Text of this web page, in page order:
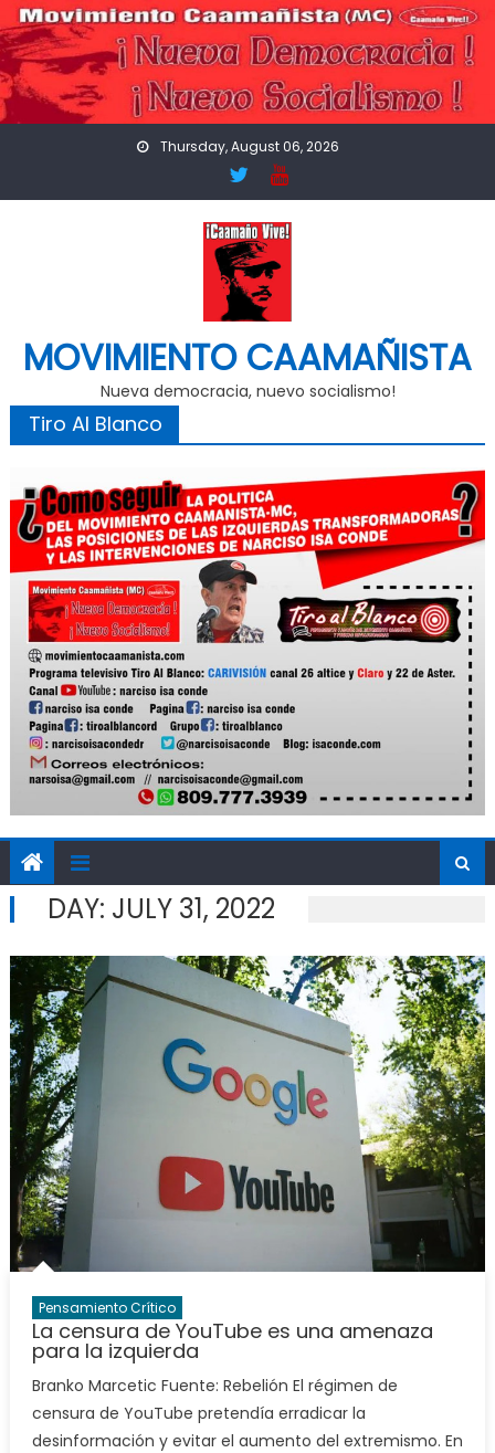
Skip
to
content
Thursday, August 06, 2026
MOVIMIENTO CAAMAÑISTA
Nueva democracia, nuevo socialismo!
Tiro Al Blanco
DAY: JULY 31, 2022
Pensamiento Crítico
La censura de YouTube es una amenaza
para la izquierda
Branko Marcetic Fuente: Rebelión El régimen de
censura de YouTube pretendía erradicar la
desinformación y evitar el aumento del extremismo. En